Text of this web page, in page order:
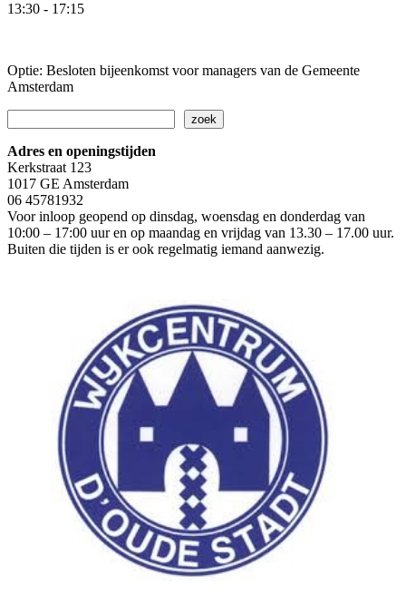
13:30 - 17:15
Optie: Besloten bijeenkomst voor managers van de Gemeente
Amsterdam
zoek
Adres en openingstijden
Kerkstraat 123
1017 GE Amsterdam
06 45781932
Voor inloop geopend op dinsdag, woensdag en donderdag van
10:00 – 17:00 uur en op maandag en vrijdag van 13.30 – 17.00 uur.
Buiten die tijden is er ook regelmatig iemand aanwezig.